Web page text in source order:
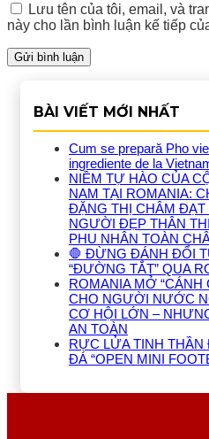
Lưu tên của tôi, email, và
này cho lần bình luận kế tiếp
BÀI VIẾT MỚI NHẤT
Cum se prepară Pho
ingrediente de la
NIỀM TỰ HÀO CỦA
NAM TẠI ROMANIA:
ĐẶNG THỊ CHÂM ĐẠT
NGƯỜI ĐẸP THÂN
PHU NHÂN TOÀN
🛑 ĐỪNG ĐÁNH ĐỔI
“ĐƯỜNG TẮT” QUA
ROMANIA MỞ
CHO NGƯỜI NƯỚC
CƠ HỘI LỚN –
AN TOÀN
RỰC LỬA TINH THẦN
ĐÁ “OPEN MINI